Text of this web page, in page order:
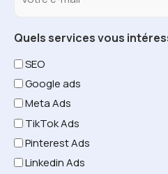
Quels services vous
SEO
Google ads
Meta Ads
TikTok Ads
Pinterest Ads
Linkedin Ads